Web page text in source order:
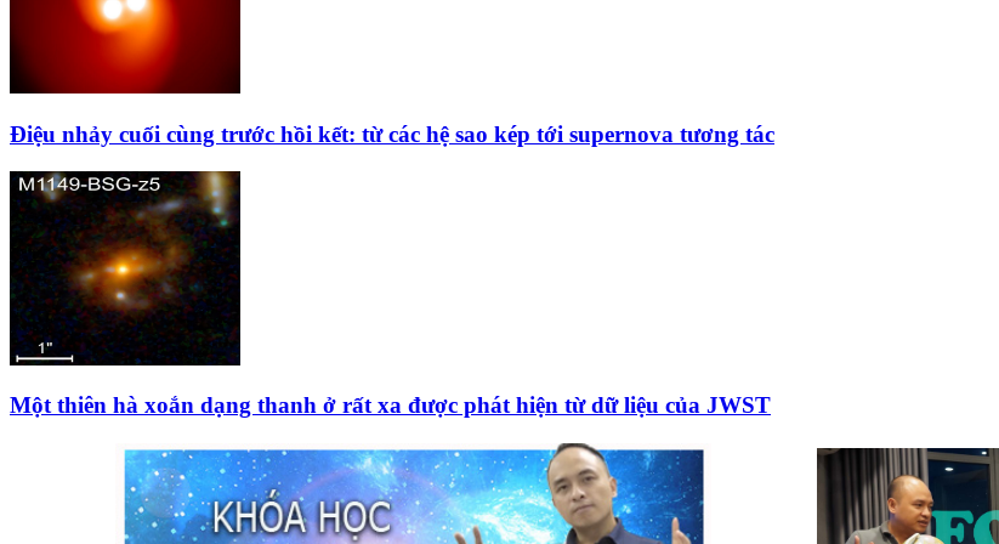
Điệu nhảy cuối cùng trước hồi kết: từ các hệ sao kép tới supernova tương tác
Một thiên hà xoắn dạng thanh ở rất xa được phát hiện từ dữ liệu của JWST